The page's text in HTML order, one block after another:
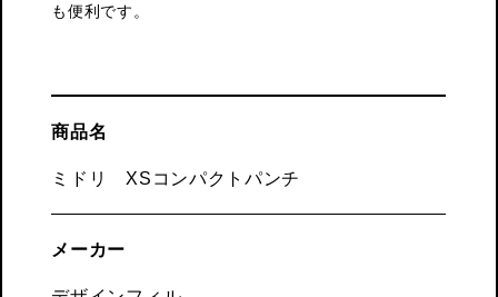
も便利です。
商品名
ミドリ XSコンパクトパンチ
メーカー